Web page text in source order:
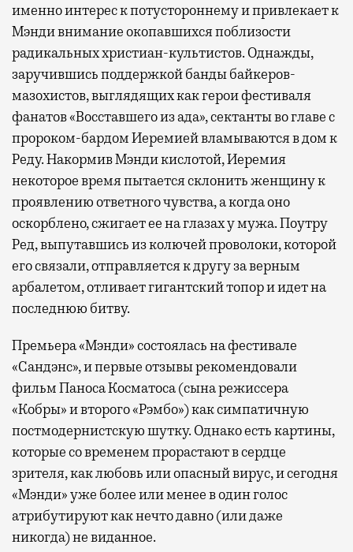
именно интерес к потустороннему и привлекает к
Мэнди внимание окопавшихся поблизости
радикальных христиан-культистов. Однажды,
заручившись поддержкой банды байкеров-
мазохистов, выглядящих как герои фестиваля
фанатов «Восставшего из ада», сектанты во главе с
пророком-бардом Иеремией вламываются в дом к
Реду. Накормив Мэнди кислотой, Иеремия
некоторое время пытается склонить женщину к
проявлению ответного чувства, а когда оно
оскорблено, сжигает ее на глазах у мужа. Поутру
Ред, выпутавшись из колючей проволоки, которой
его связали, отправляется к другу за верным
арбалетом, отливает гигантский топор и идет на
последнюю битву.
Премьера «Мэнди» состоялась на фестивале
«Сандэнс», и первые отзывы рекомендовали
фильм Паноса Косматоса (сына режиссера
«Кобры» и второго «Рэмбо») как симпатичную
постмодернистскую шутку. Однако есть картины,
которые со временем прорастают в сердце
зрителя, как любовь или опасный вирус, и сегодня
«Мэнди» уже более или менее в один голос
атрибутируют как нечто давно (или даже
никогда) не виданное.